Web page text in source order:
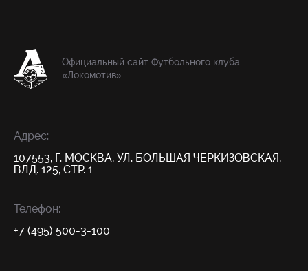
Официальный сайт Футбольного клуба
«Локомотив»
Адрес:
107553, Г. МОСКВА, УЛ. БОЛЬШАЯ ЧЕРКИЗОВСКАЯ,
ВЛД. 125, СТР. 1
Телефон:
+7 (495) 500-3-100